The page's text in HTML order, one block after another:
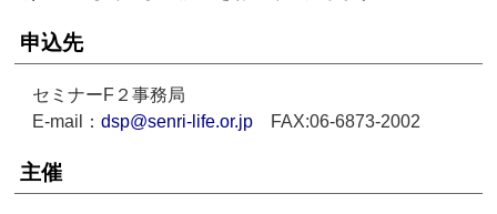
申込先
セミナーF２事務局
E-mail：dsp@senri-life.or.jp FAX:06-6873-2002
主催